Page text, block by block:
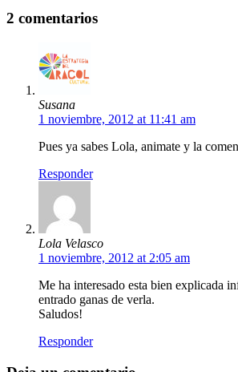
2 comentarios
Susana
1 noviembre, 2012 at 11:41 am
Pues ya sabes Lola, animate y la
Responder
Lola Velasco
1 noviembre, 2012 at 2:05 am
Me ha interesado esta bien explicada
entrado ganas de verla.
Saludos!
Responder